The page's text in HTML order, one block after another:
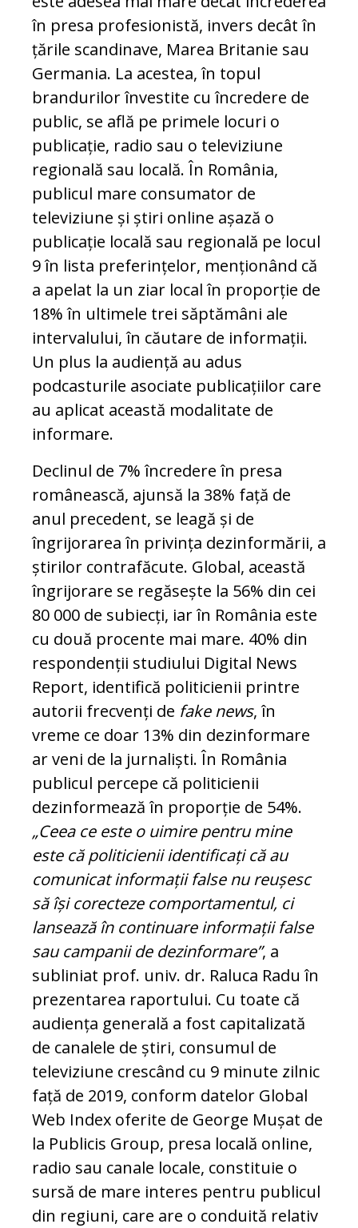
în presa profesionistă, invers decât în
țările scandinave, Marea Britanie sau
Germania. La acestea, în topul
brandurilor învestite cu încredere de
public, se află pe primele locuri o
publicație, radio sau o televiziune
regională sau locală. În România,
publicul mare consumator de
televiziune și știri online așază o
publicație locală sau regională pe locul
9 în lista preferințelor, menționând că
a apelat la un ziar local în proporție de
18% în ultimele trei săptămâni ale
intervalului, în căutare de informații.
Un plus la audiență au adus
podcasturile asociate publicațiilor care
au aplicat această modalitate de
informare.
Declinul de 7% încredere în presa
românească, ajunsă la 38% față de
anul precedent, se leagă și de
îngrijorarea în privința dezinformării, a
știrilor contrafăcute. Global, această
îngrijorare se regăsește la 56% din cei
80 000 de subiecți, iar în România este
cu două procente mai mare. 40% din
respondenții studiului Digital News
Report, identifică politicienii printre
autorii frecvenți de fake news, în
vreme ce doar 13% din dezinformare
ar veni de la jurnaliști. În România
publicul percepe că politicienii
dezinformează în proporție de 54%.
„Ceea ce este o uimire pentru mine
este că politicienii identificați că au
comunicat informații false nu reușesc
să își corecteze comportamentul, ci
lansează în continuare informații false
sau campanii de dezinformare”, a
subliniat prof. univ. dr. Raluca Radu în
prezentarea raportului. Cu toate că
audiența generală a fost capitalizată
de canalele de știri, consumul de
televiziune crescând cu 9 minute zilnic
față de 2019, conform datelor Global
Web Index oferite de George Mușat de
la Publicis Group, presa locală online,
radio sau canale locale, constituie o
sursă de mare interes pentru publicul
din regiuni, care are o conduită relativ